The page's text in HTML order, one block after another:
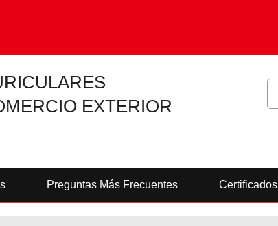
EXTERIOR
Preguntas Más Frecuentes Certificados